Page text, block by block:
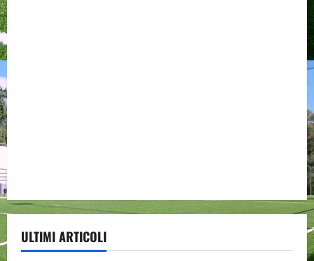
ULTIMI ARTICOLI